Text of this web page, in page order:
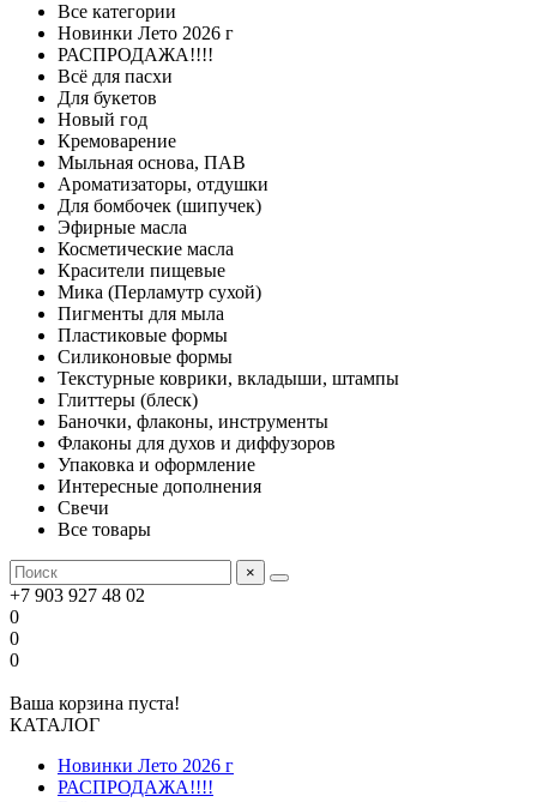
Все категории
Новинки Лето 2026 г
РАСПРОДАЖА!!!!
Всё для пасхи
Для букетов
Новый год
Кремоварение
Мыльная основа, ПАВ
Ароматизаторы, отдушки
Для бомбочек (шипучек)
Эфирные масла
Косметические масла
Красители пищевые
Мика (Перламутр сухой)
Пигменты для мыла
Пластиковые формы
Силиконовые формы
Текстурные коврики, вкладыши, штампы
Глиттеры (блеск)
Баночки, флаконы, инструменты
Флаконы для духов и диффузоров
Упаковка и оформление
Интересные дополнения
Свечи
Все товары
×
+7 903 927 48 02
0
0
0
Ваша корзина пуста!
КАТАЛОГ
Новинки Лето 2026 г
РАСПРОДАЖА!!!!